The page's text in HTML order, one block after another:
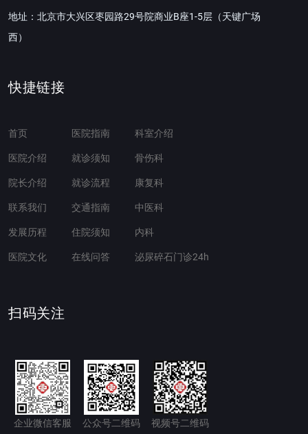
地址：北京市大兴区枣园路29号院商业B座1-5层（天键广场
西）
快捷链接
首页
医院介绍
院长介绍
联系我们
发展历程
医院文化
医院指南
就诊须知
就诊流程
交通指南
住院须知
在线问答
科室介绍
骨伤科
康复科
中医科
内科
泌尿碎石门诊24h
扫码关注
企业微信客服 公众号二维码 视频号二维码